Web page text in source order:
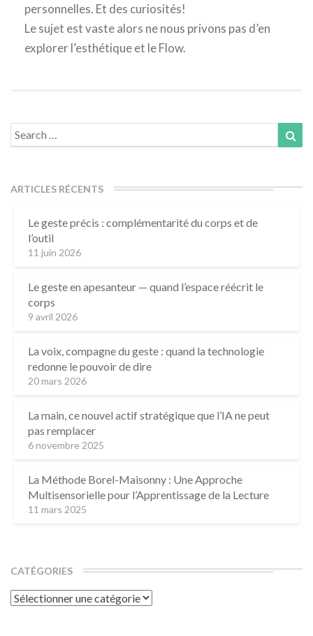
personnelles. Et des curiosités!
Le sujet est vaste alors ne nous privons pas d’en
explorer l’esthétique et le Flow.
Search
for:
ARTICLES RÉCENTS
Le geste précis : complémentarité du corps et de
l’outil
11 juin 2026
Le geste en apesanteur — quand l’espace réécrit le
corps
9 avril 2026
La voix, compagne du geste : quand la technologie
redonne le pouvoir de dire
20 mars 2026
La main, ce nouvel actif stratégique que l’IA ne peut
pas remplacer
6 novembre 2025
La Méthode Borel-Maisonny : Une Approche
Multisensorielle pour l’Apprentissage de la Lecture
11 mars 2025
CATÉGORIES
Catégories